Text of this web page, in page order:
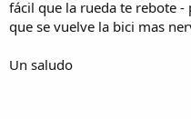
fácil que la rueda te rebote -
que se vuelve la bici mas
Un saludo